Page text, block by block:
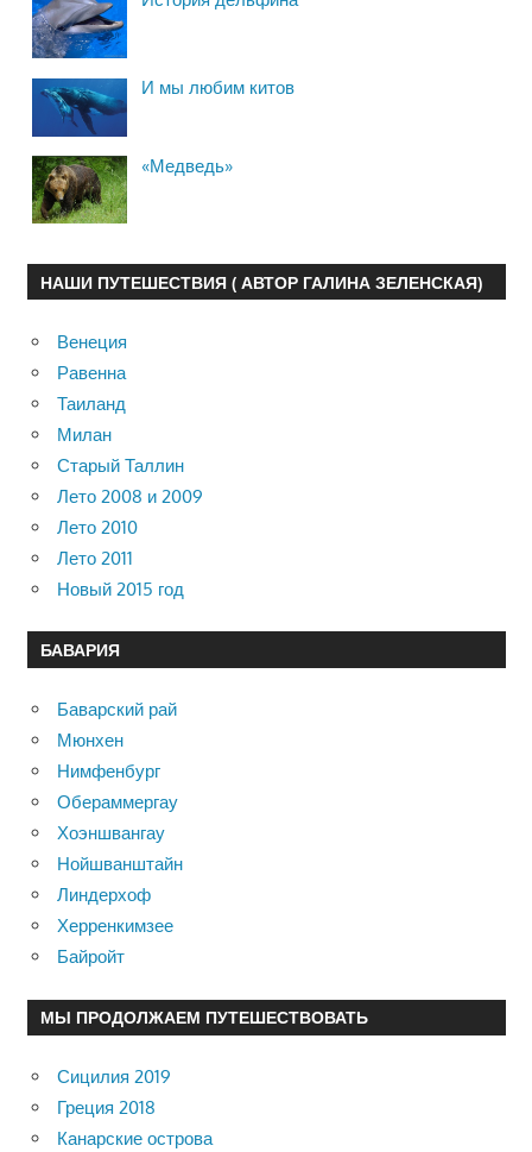
И мы любим китов
«Медведь»
НАШИ ПУТЕШЕСТВИЯ ( АВТОР ГАЛИНА ЗЕЛЕНСКАЯ)
Венеция
Равенна
Таиланд
Милан
Старый Таллин
Лето 2008 и 2009
Лето 2010
Лето 2011
Новый 2015 год
БАВАРИЯ
Баварский рай
Мюнхен
Нимфенбург
Обераммергау
Хоэншвангау
Нойшванштайн
Линдерхоф
Херренкимзее
Байройт
МЫ ПРОДОЛЖАЕМ ПУТЕШЕСТВОВАТЬ
Сицилия 2019
Греция 2018
Канарские острова